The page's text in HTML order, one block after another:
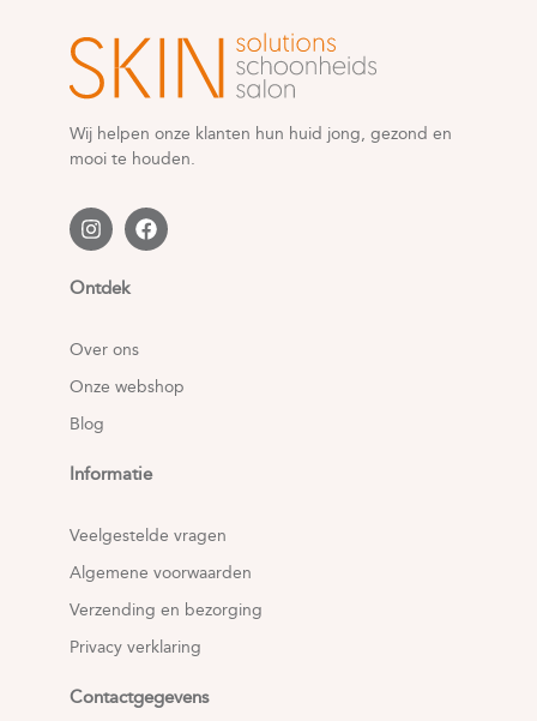
Wij helpen onze klanten hun huid jong, gezond en
mooi te houden.
Ontdek
Over ons
Onze webshop
Blog
Informatie
Veelgestelde vragen
Algemene voorwaarden
Verzending en bezorging
Privacy verklaring
Contactgegevens